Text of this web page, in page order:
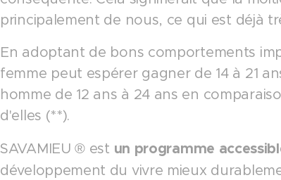
principalement de nous, ce qui est déjà
En adoptant de bons comportements
femme peut espérer gagner de 14 à 21
homme de 12 ans à 24 ans en
d'elles (**).
SAVAMIEU ® est un programme
développement du vivre mieux